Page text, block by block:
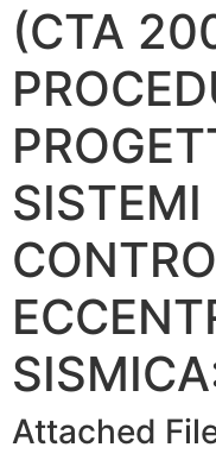
(CTA
Attached